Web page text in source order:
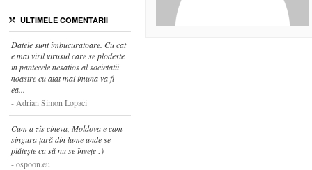
ULTIMELE COMENTARII
Datele sunt imbucuratoare. Cu cat
e mai viril virusul care se plodeste
in pantecele nesatios al societatii
noastre cu atat mai imuna va fi
ea...
Adrian Simon Lopaci
Cum a zis cineva, Moldova e cam
singura țară din lume unde se
plătește ca să nu se învețe :)
ospoon.eu